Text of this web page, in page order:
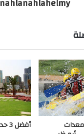
nahlanahlahelmy
معدات أفضل 3 حدائق في الشارقة